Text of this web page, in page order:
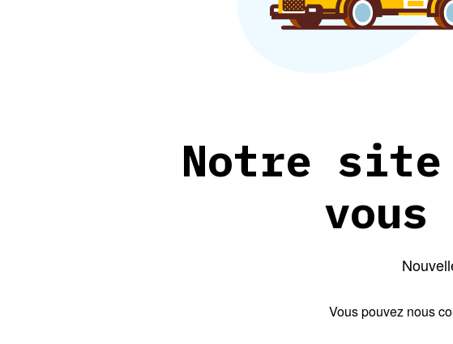
Notre site
vous
Vous pouvez nous